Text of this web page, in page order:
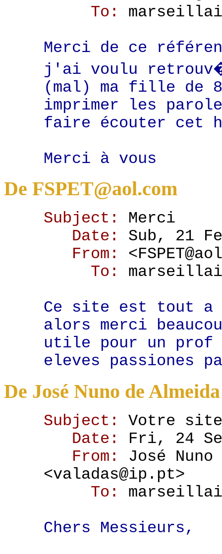
To:
Merci de ce
j'ai voulu
(mal) ma fille
imprimer les
faire écouter cet
Merci à vous
De FSPET@aol.com
Subject: Merci
Date: Sub, 21
From:
To:
Ce site est tout a
alors merci
utile pour un prof
eleves passiones
De José Nuno de
Subject: Votre
Date: Fri, 24
From: José
<valadas@ip.pt>
To:
Chers Messieurs,